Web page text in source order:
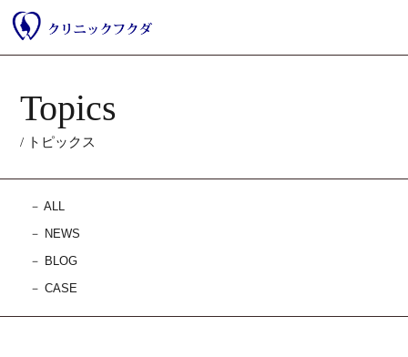
Topics
/ トピックス
－ALL
－ NEWS
－ BLOG
－CASE